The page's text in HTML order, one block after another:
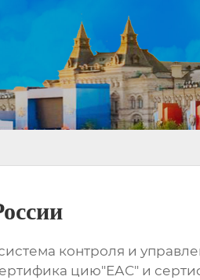
контроля и
цию"ЕАС" и